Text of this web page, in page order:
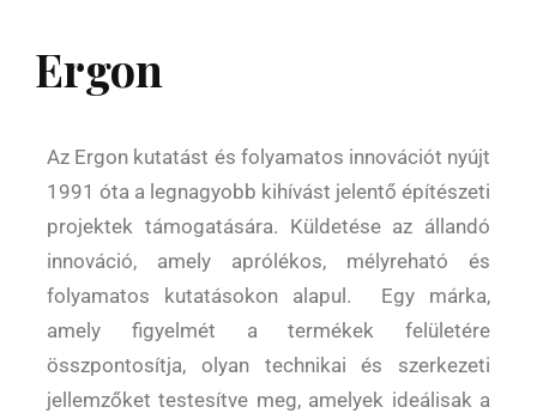
Ergon
Az Ergon kutatást és folyamatos innovációt nyújt
1991 óta a legnagyobb kihívást jelentő építészeti
projektek támogatására. Küldetése az állandó
innováció, amely aprólékos, mélyreható és
folyamatos kutatásokon alapul.
Egy márka,
amely figyelmét a termékek felületére
összpontosítja, olyan technikai és szerkezeti
jellemzőket testesítve meg, amelyek ideálisak a